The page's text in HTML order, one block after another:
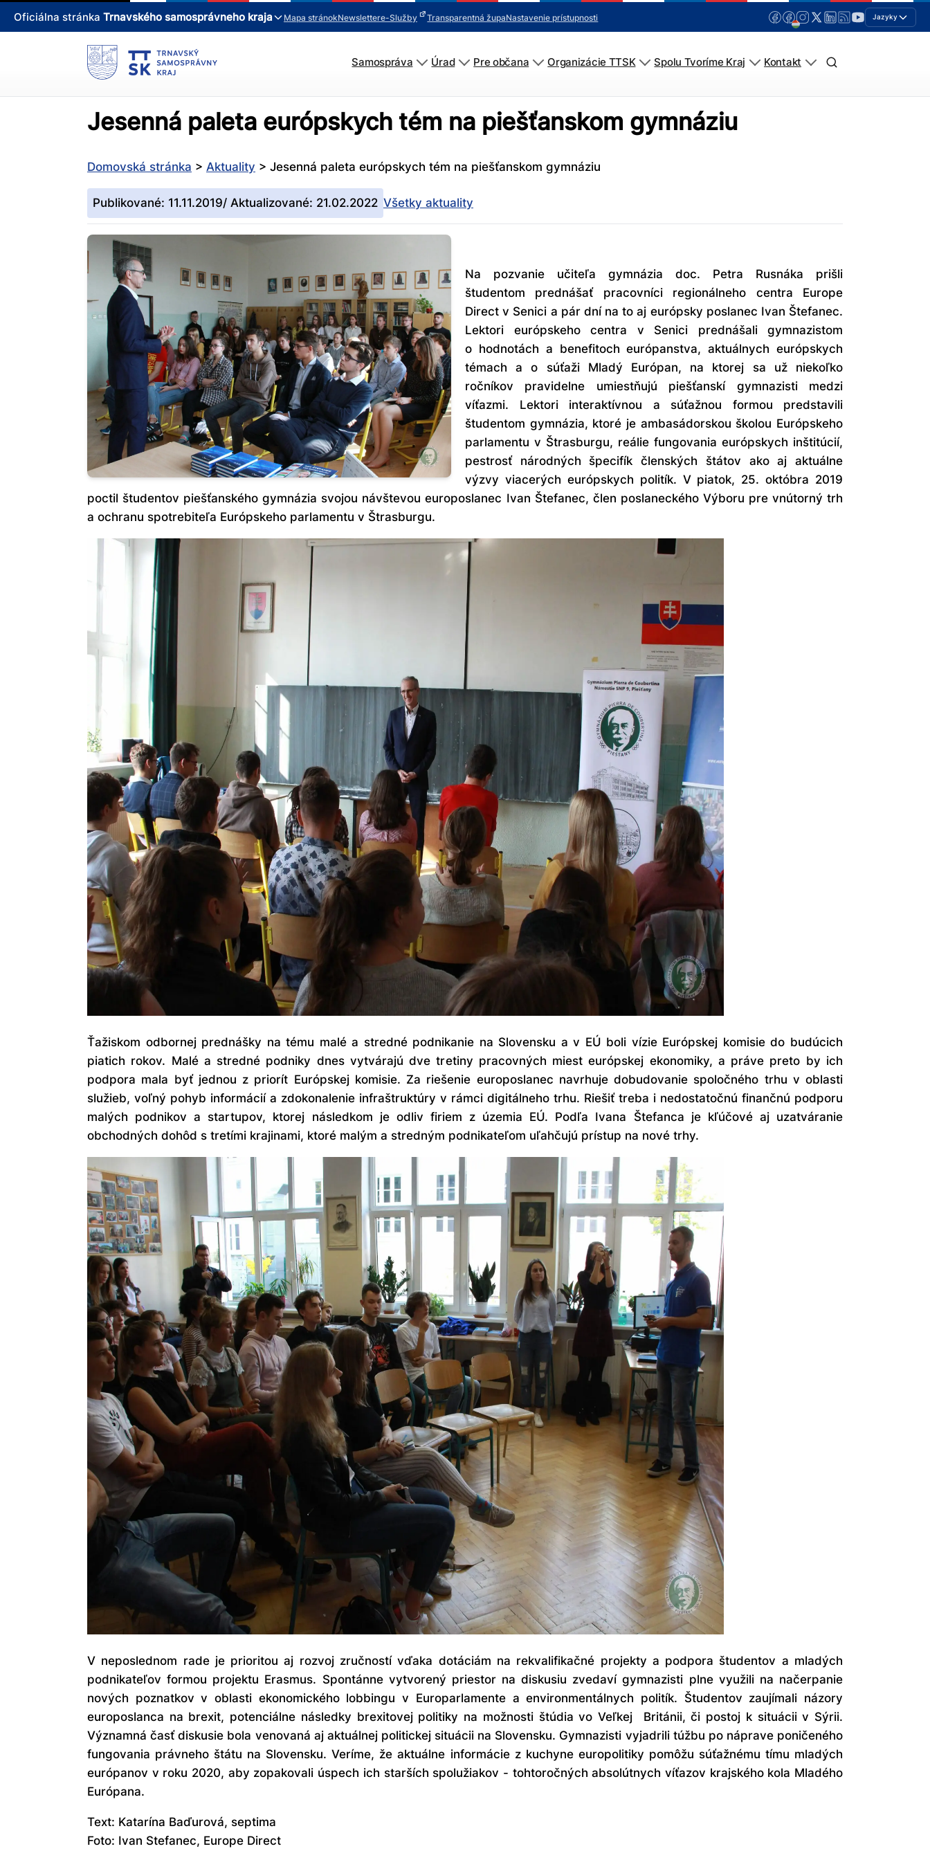
Oficiálna stránka Trnavského samosprávneho kraja Mapa stránokNewslettere-Služby Transparentná župaNastavenie prístupnosti Jazyky
Samospráva Úrad Pre občana Organizácie TTSK Spolu Tvoríme Kraj Kontakt
Jesenná paleta európskych tém na piešťanskom gymnáziu
Domovská stránka > Aktuality > Jesenná paleta európskych tém na piešťanskom gymnáziu
Publikované: 11.11.2019/ Aktualizované: 21.02.2022 Všetky aktuality
Na pozvanie učiteľa gymnázia doc. Petra Rusnáka prišli
študentom prednášať pracovníci regionálneho centra Europe
Direct v Senici a pár dní na to aj európsky poslanec Ivan Štefanec.
Lektori európskeho centra v Senici prednášali gymnazistom
o hodnotách a benefitoch európanstva, aktuálnych európskych
témach a o súťaži Mladý Európan, na ktorej sa už niekoľko
ročníkov pravidelne umiestňujú piešťanskí gymnazisti medzi
víťazmi. Lektori interaktívnou a súťažnou formou predstavili
študentom gymnázia, ktoré je ambasádorskou školou Európskeho
parlamentu v Štrasburgu, reálie fungovania európskych inštitúcií,
pestrosť národných špecifík členských štátov ako aj aktuálne
výzvy viacerých európskych politík. V piatok, 25. októbra 2019
poctil študentov piešťanského gymnázia svojou návštevou europoslanec Ivan Štefanec, člen poslaneckého Výboru pre vnútorný trh
a ochranu spotrebiteľa Európskeho parlamentu v Štrasburgu.
Ťažiskom odbornej prednášky na tému malé a stredné podnikanie na Slovensku a v EÚ boli vízie Európskej komisie do budúcich
piatich rokov. Malé a stredné podniky dnes vytvárajú dve tretiny pracovných miest európskej ekonomiky, a práve preto by ich
podpora mala byť jednou z priorít Európskej komisie. Za riešenie europoslanec navrhuje dobudovanie spoločného trhu v oblasti
služieb, voľný pohyb informácií a zdokonalenie infraštruktúry v rámci digitálneho trhu. Riešiť treba i nedostatočnú finančnú podporu
malých podnikov a startupov, ktorej následkom je odliv firiem z územia EÚ. Podľa Ivana Štefanca je kľúčové aj uzatváranie
obchodných dohôd s tretími krajinami, ktoré malým a stredným podnikateľom uľahčujú prístup na nové trhy.
V neposlednom rade je prioritou aj rozvoj zručností vďaka dotáciám na rekvalifikačné projekty a podpora študentov a mladých
podnikateľov formou projektu Erasmus. Spontánne vytvorený priestor na diskusiu zvedaví gymnazisti plne využili na načerpanie
nových poznatkov v oblasti ekonomického lobbingu v Europarlamente a environmentálnych politík. Študentov zaujímali názory
europoslanca na brexit, potenciálne následky brexitovej politiky na možnosti štúdia vo Veľkej Británii, či postoj k situácii v Sýrii.
Významná časť diskusie bola venovaná aj aktuálnej politickej situácii na Slovensku. Gymnazisti vyjadrili túžbu po náprave poničeného
fungovania právneho štátu na Slovensku. Veríme, že aktuálne informácie z kuchyne europolitiky pomôžu súťažnému tímu mladých
európanov v roku 2020, aby zopakovali úspech ich starších spolužiakov - tohtoročných absolútnych víťazov krajského kola Mladého
Európana.
Text: Katarína Baďurová, septima
Foto: Ivan Stefanec, Europe Direct